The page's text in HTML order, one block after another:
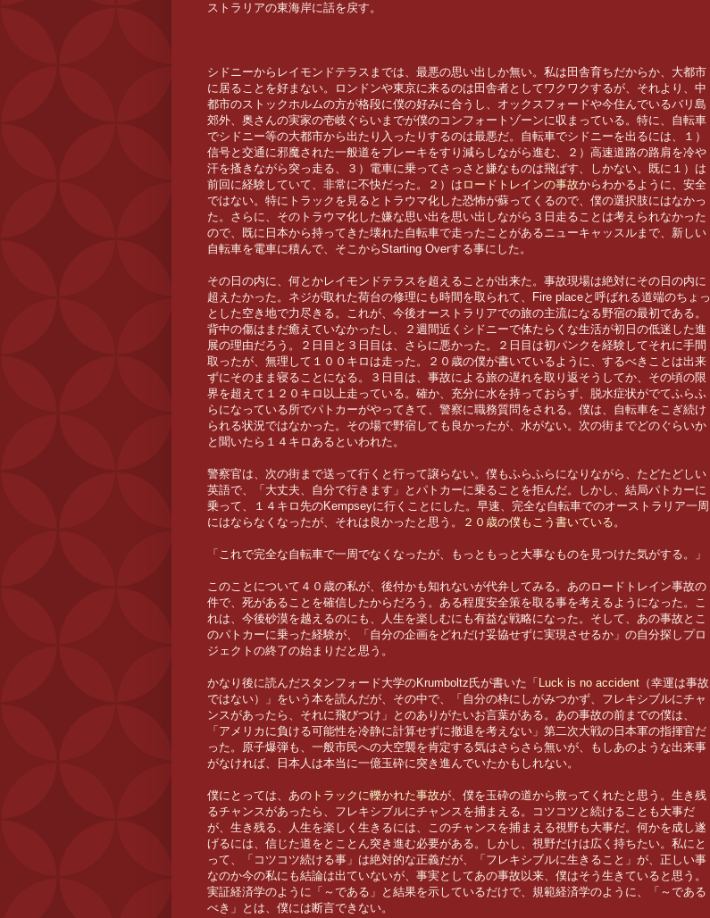
ストラリアの東海岸に話を戻す。
シドニーからレイモンドテラスまでは、最悪の思い出しか無い。私は田舎育ちだからか、大都市
に居ることを好まない。ロンドンや東京に来るのは田舎者としてワクワクするが、それより、中
都市のストックホルムの方が格段に僕の好みに合うし、オックスフォードや今住んでいるバリ島
郊外、奥さんの実家の壱岐ぐらいまでが僕のコンフォートゾーンに収まっている。特に、自転車
でシドニー等の大都市から出たり入ったりするのは最悪だ。自転車でシドニーを出るには、１）
信号と交通に邪魔された一般道をブレーキをすり減らしながら進む、２）高速道路の路肩を冷や
汗を搔きながら突っ走る、３）電車に乗ってさっさと嫌なものは飛ばす、しかない。既に１）は
前回に経験していて、非常に不快だった。２）は ロードトレインの事故からわかるように、安全
ではない。特にトラックを見るとトラウマ化した恐怖が蘇ってくるので、僕の選択肢にはなかっ
た。さらに、そのトラウマ化した嫌な思い出を思い出しながら３日走ることは考えられなかった
ので、既に日本から持ってきた壊れた自転車で走ったことがあるニューキャッスルまで、新しい
自転車を電車に積んで、そこからStarting Overする事にした。
その日の内に、何とかレイモンドテラスを超えることが出来た。事故現場は絶対にその日の内に
超えたかった。ネジが取れた荷台の修理にも時間を取られて、Fire placeと呼ばれる道端のちょっ
とした空き地で力尽きる。これが、今後オーストラリアでの旅の主流になる野宿の最初である。
背中の傷はまだ癒えていなかったし、２週間近くシドニーで体たらくな生活が初日の低迷した進
展の理由だろう。２日目と３日目は、さらに悪かった。２日目は初パンクを経験してそれに手間
取ったが、無理して１００キロは走った。２０歳の僕が書いているように、するべきことは出来
ずにそのまま寝ることになる。３日目は、事故による旅の遅れを取り返そうしてか、その頃の限
界を超えて１２０キロ以上走っている。確か、充分に水を持っておらず、脱水症状がでてふらふ
らになっている所でパトカーがやってきて、警察に職務質問をされる。僕は、自転車をこぎ続け
られる状況ではなかった。その場で野宿しても良かったが、水がない。次の街までどのぐらいか
と聞いたら１４キロあるといわれた。
警察官は、次の街まで送って行くと行って譲らない。僕もふらふらになりながら、たどたどしい
英語で、「大丈夫、自分で行きます」とパトカーに乗ることを拒んだ。しかし、結局パトカーに
乗って、１４キロ先のKempseyに行くことにした。早速、完全な自転車でのオーストラリア一周
にはならなくなったが、それは良かったと思う。
２０歳の僕もこう書いている。
「これで完全な自転車で一周でなくなったが、もっともっと大事なものを見つけた気がする。」
このことについて４０歳の私が、後付かも知れないが代弁してみる。あのロードトレイン事故の
件で、死があることを確信したからだろう。ある程度安全策を取る事を考えるようになった。こ
れは、今後砂漠を越えるのにも、人生を楽しむにも有益な戦略になった。そして、あの事故とこ
のパトカーに乗った経験が、「自分の企画をどれだけ妥協せずに実現させるか」の自分探しプロ
ジェクトの終了の始まりだと思う。
かなり後に読んだスタンフォード大学のKrumboltz氏が書いた「 Luck is no accident （幸運は事故
ではない）」をいう本を読んだが、その中で、「自分の枠にしがみつかず、フレキシブルにチャ
ンスがあったら、それに飛びつけ」とのありがたいお言葉がある。あの事故の前までの僕は、
「アメリカに負ける可能性を冷静に計算せずに撤退を考えない」第二次大戦の日本軍の指揮官だ
った。原子爆弾も、一般市民への大空襲を肯定する気はさらさら無いが、もしあのような出来事
がなければ、日本人は本当に一億玉砕に突き進んでいたかもしれない。
僕にとっては、あの トラックに轢かれた事故が、僕を玉砕の道から救ってくれたと思う。生き残
るチャンスがあったら、フレキシブルにチャンスを捕まえる。コツコツと続けることも大事だ
が、生き残る、人生を楽しく生きるには、このチャンスを捕まえる視野も大事だ。何かを成し遂
げるには、信じた道をとことん突き進む必要がある。しかし、視野だけは広く持ちたい。私にと
って、「コツコツ続ける事」は絶対的な正義だが、「フレキシブルに生きること」が、正しい事
なのか今の私にも結論は出ていないが、事実としてあの事故以来、僕はそう生きていると思う。
実証経済学のように「～である」と結果を示しているだけで、規範経済学のように、「～である
べき」とは、僕には断言できない。